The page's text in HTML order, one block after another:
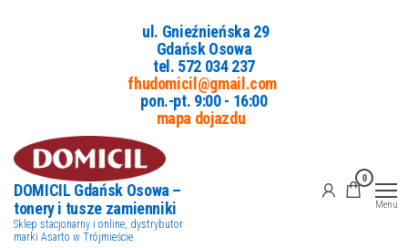
ul. Gnieźnieńska 29
Gdańsk Osowa
tel. 572 034 237
fhudomicil@gmail.com
pon.-pt. 9:00 - 16:00
mapa dojazdu
DOMICIL Gdańsk Osowa –
tonery i tusze zamienniki
Sklep stacjonarny i online, dystrybutor
marki Asarto w Trójmieście.
0
Menu